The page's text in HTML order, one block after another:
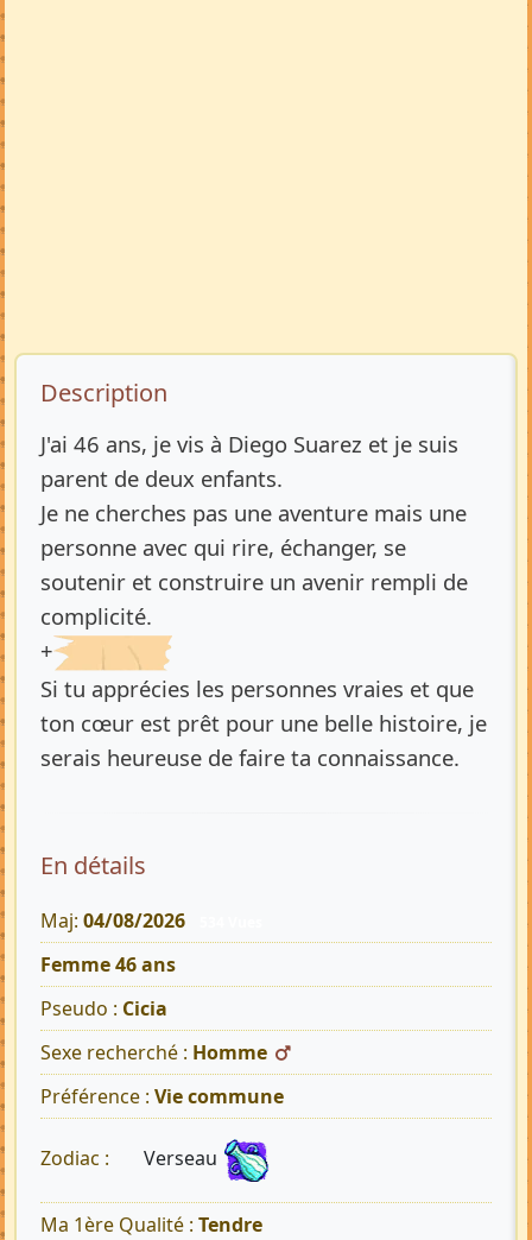
Description de l’annonce
Description
J'ai 46 ans, je vis à Diego Suarez et je suis
parent de deux enfants.
Je ne cherches pas une aventure mais une
personne avec qui rire, échanger, se
soutenir et construire un avenir rempli de
complicité.
+
Si tu apprécies les personnes vraies et que
ton cœur est prêt pour une belle histoire, je
serais heureuse de faire ta connaissance.
En détails
Maj: 04/08/2026
Femme 46 ans
Pseudo : Cicia
Sexe recherché : Homme
Préférence : Vie commune
Zodiac : Verseau
Ma 1ère Qualité : Tendre